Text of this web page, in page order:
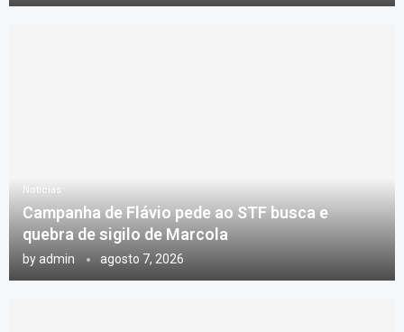
Notícias
Campanha de Flávio pede ao STF busca e
quebra de sigilo de Marcola
byadmin agosto 7, 2026